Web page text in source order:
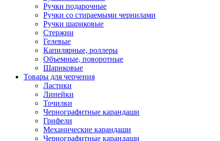
Ручки подарочные
Ручки со стираемыми чернилами
Ручки шариковые
Стержни
Гелевые
Капилярные, роллеры
Объемные, поворотные
Шариковые
Товары для черчения
Ластики
Линейки
Точилки
Чернографитные карандаши
Грифели
Механические карандаши
Чернографитные карандаши